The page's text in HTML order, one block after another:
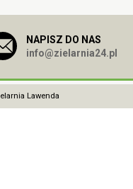
NAPISZ DO NAS
info@zielarnia24.pl
Lawenda